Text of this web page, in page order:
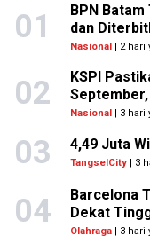
01
BPN
dan
Nasional| 2 hari
02
KSPI
Nasional| 3 hari
03 4,49 Juta
TangselCity | 3
04
Barcelona
Dekat
Olahraga| 3 hari